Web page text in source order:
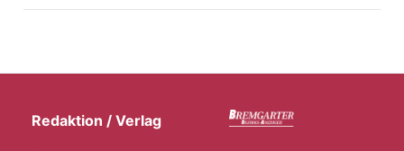
Redaktion / Verlag